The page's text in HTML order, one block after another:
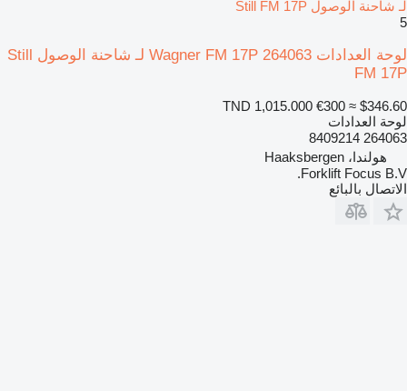
لـ شاحنة الوصول Still FM 17P
5
لوحة العدادات Wagner FM 17P 264063 لـ شاحنة الوصول Still
FM 17P
TND 1,015.000 €300 ≈ $346.60
لوحة العدادات
264063 8409214
هولندا، Haaksbergen
Forklift Focus B.V.
الاتصال بالبائع